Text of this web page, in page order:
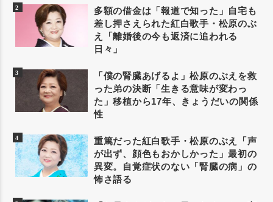
多額の借金は「報道で知った」自宅も
差し押さえられた紅白歌手・松原のぶ
え「離婚後の今も返済に追われる
日々」
「僕の腎臓あげるよ」松原のぶえを救
った弟の決断「生きる意味が変わっ
た」移植から17年、きょうだいの関係
性
重篤だった紅白歌手・松原のぶえ「声
が出ず、顔色もおかしかった」最初の
異変。自覚症状のない「腎臓の病」の
怖さ語る